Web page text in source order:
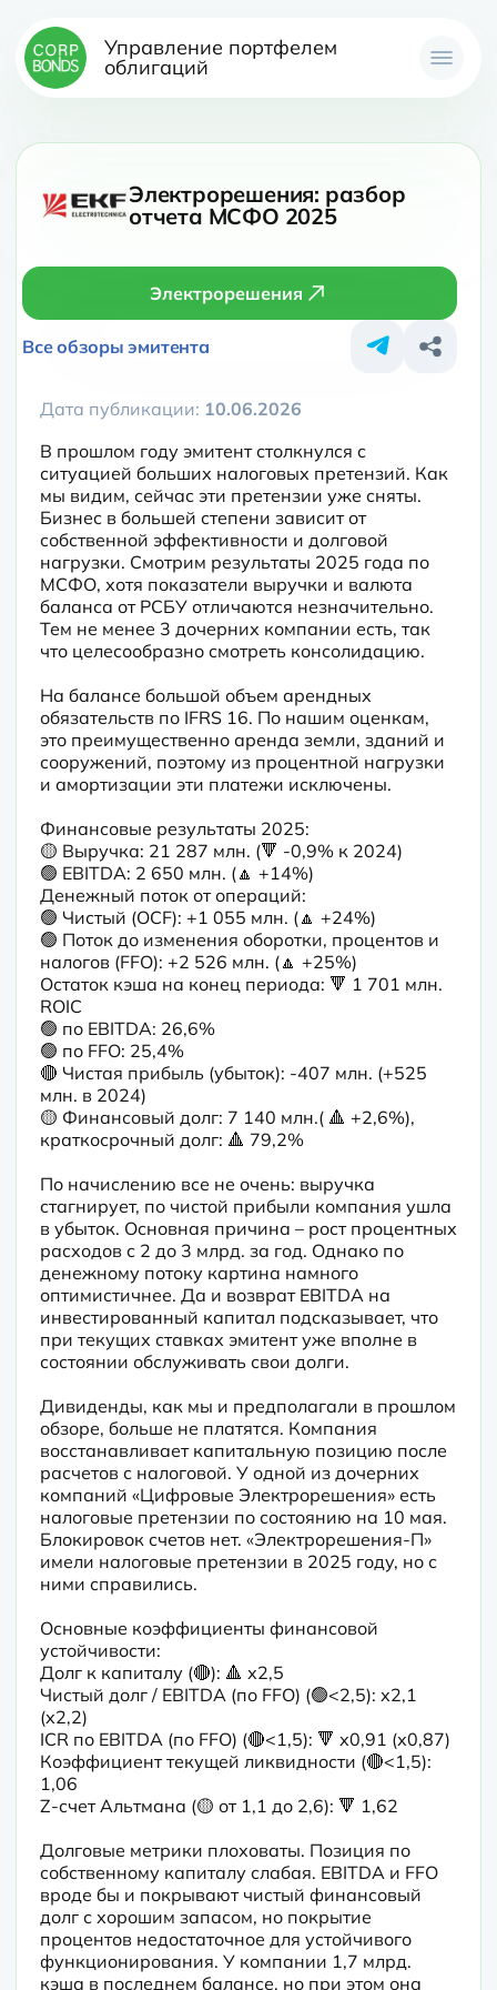
Управление портфелем
облигаций
Электрорешения: разбор
отчета МСФО 2025
Электрорешения
Все обзоры эмитента
Дата публикации: 10.06.2026
В прошлом году эмитент столкнулся с
ситуацией больших налоговых претензий. Как
мы видим, сейчас эти претензии уже сняты.
Бизнес в большей степени зависит от
собственной эффективности и долговой
нагрузки. Смотрим результаты 2025 года по
МСФО, хотя показатели выручки и валюта
баланса от РСБУ отличаются незначительно.
Тем не менее 3 дочерних компании есть, так
что целесообразно смотреть консолидацию.
На балансе большой объем арендных
обязательств по IFRS 16. По нашим оценкам,
это преимущественно аренда земли, зданий и
сооружений, поэтому из процентной нагрузки
и амортизации эти платежи исключены.
Финансовые результаты 2025:
🟡 Выручка: 21 287 млн. (🔻 -0,9% к 2024)
🟢 EBITDA: 2 650 млн. (🔼 +14%)
Денежный поток от операций:
🟢 Чистый (OCF): +1 055 млн. (🔼 +24%)
🟢 Поток до изменения оборотки, процентов и
налогов (FFO): +2 526 млн. (🔼 +25%)
Остаток кэша на конец периода: 🔻 1 701 млн.
ROIC
🟢 по EBITDA: 26,6%
🟢 по FFO: 25,4%
🔴 Чистая прибыль (убыток): -407 млн. (+525
млн. в 2024)
🟡 Финансовый долг: 7 140 млн.( 🔺 +2,6%),
краткосрочный долг: 🔺 79,2%
По начислению все не очень: выручка
стагнирует, по чистой прибыли компания ушла
в убыток. Основная причина – рост процентных
расходов с 2 до 3 млрд. за год. Однако по
денежному потоку картина намного
оптимистичнее. Да и возврат EBITDA на
инвестированный капитал подсказывает, что
при текущих ставках эмитент уже вполне в
состоянии обслуживать свои долги.
Дивиденды, как мы и предполагали в прошлом
обзоре, больше не платятся. Компания
восстанавливает капитальную позицию после
расчетов с налоговой. У одной из дочерних
компаний «Цифровые Электрорешения» есть
налоговые претензии по состоянию на 10 мая.
Блокировок счетов нет. «Электрорешения-П»
имели налоговые претензии в 2025 году, но с
ними справились.
Основные коэффициенты финансовой
устойчивости:
Долг к капиталу (🔴): 🔺 х2,5
Чистый долг / EBITDA (по FFO) (🟢<2,5): х2,1
(х2,2)
ICR по EBITDA (по FFO) (🔴<1,5): 🔻 х0,91 (х0,87)
Коэффициент текущей ликвидности (🔴<1,5):
1,06
Z-счет Альтмана (🟡 от 1,1 до 2,6): 🔻 1,62
Долговые метрики плоховаты. Позиция по
собственному капиталу слабая. EBITDA и FFO
вроде бы и покрывают чистый финансовый
долг с хорошим запасом, но покрытие
процентов недостаточное для устойчивого
функционирования. У компании 1,7 млрд.
кэша в последнем балансе, но при этом она